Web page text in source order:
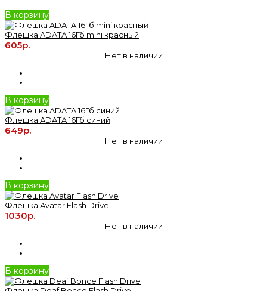
В корзину
Флешка ADATA 16Гб mini красный
605р.
Нет в наличии
В корзину
Флешка ADATA 16Гб синий
649р.
Нет в наличии
В корзину
Флешка Avatar Flash Drive
1030р.
Нет в наличии
В корзину